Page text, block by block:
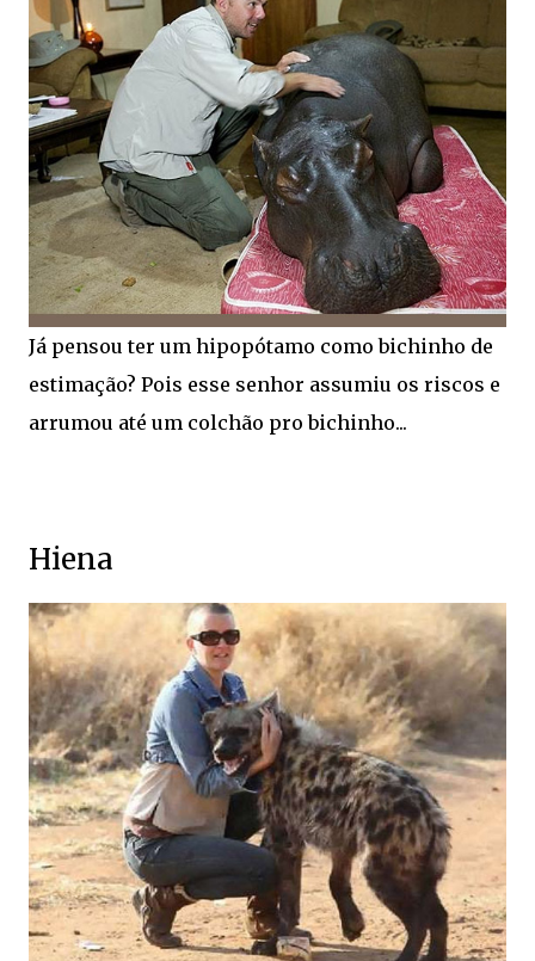
Já pensou ter um hipopótamo como bichinho de
estimação? Pois esse senhor assumiu os riscos e
arrumou até um colchão pro bichinho...
Hiena